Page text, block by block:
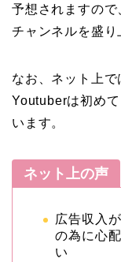
予想されますの
チャンネルを盛り
なお、ネット上
Youtuberは初め
います。
ネット上の声
広告収入
の為に心
い